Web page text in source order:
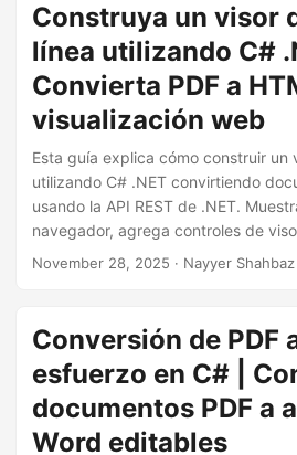
Construya un visor
línea utilizando C#
Convierta PDF a
visualización web
Esta guía explica cómo construir un
utilizando C# .NET convirtiendo
usando la API REST de .NET.
navegador, agrega controles de
incrusta páginas renderizadas en
November 28, 2025 · Nayyer
Conversión de PDF
esfuerzo en C# |
documentos PDF a
Word editables